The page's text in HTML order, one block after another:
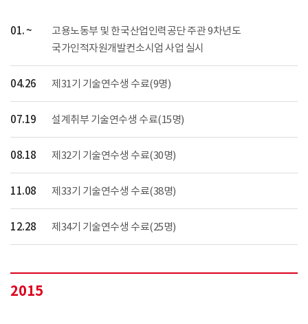
01. ~
고용노동부 및 한국산업인력공단 주관 9차년도
국가인적자원개발컨소시엄 사업 실시
04.26 제31기 기술연수생 수료(9명)
07.19 설계취부 기술연수생 수료(15명)
08.18 제32기 기술연수생 수료(30명)
11.08 제33기 기술연수생 수료(38명)
12.28 제34기 기술연수생 수료(25명)
2015